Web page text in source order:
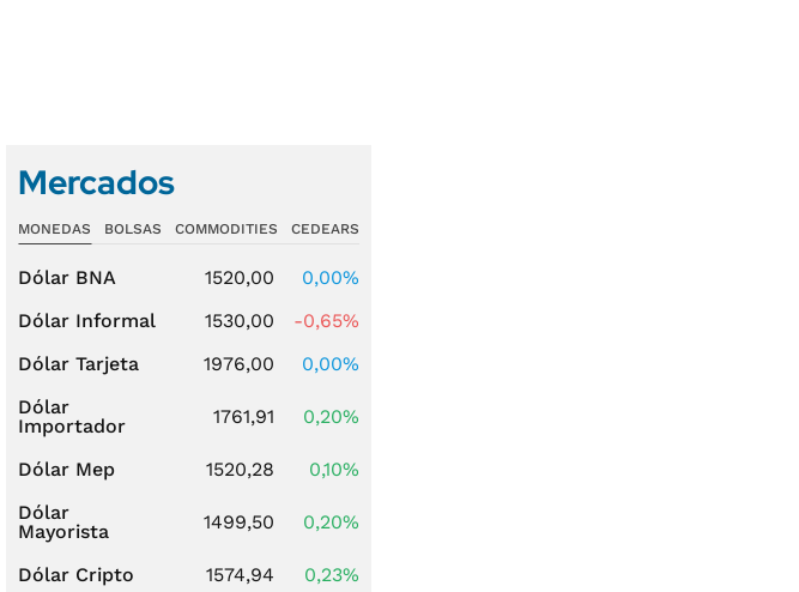
Mercados
MONEDAS BOLSAS COMMODITIES CEDEARS
Dólar BNA 1520,00
0,00%
Dólar Informal
1530,00
-0,65%
Dólar Tarjeta
1976,00
0,00%
Dólar
Importador
1761,91 0,20%
Dólar Mep 1520,28
0,10%
Dólar
Mayorista
1499,50 0,20%
Dólar Cripto 1574,94
0,23%